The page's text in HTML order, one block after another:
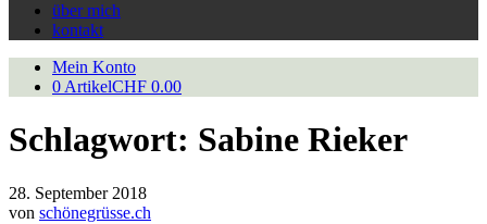
über mich
kontakt
Mein Konto
0 ArtikelCHF 0.00
Schlagwort: Sabine Rieker
28. September 2018
von schönegrüsse.ch